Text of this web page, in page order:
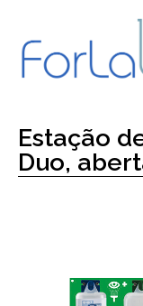
Estação
Duo,